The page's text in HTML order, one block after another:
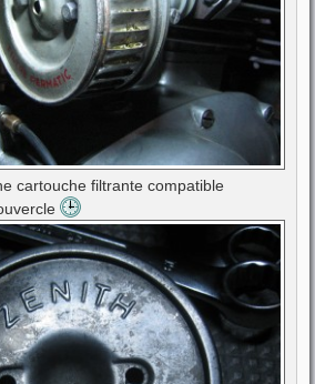
cartouche filtrante compatible